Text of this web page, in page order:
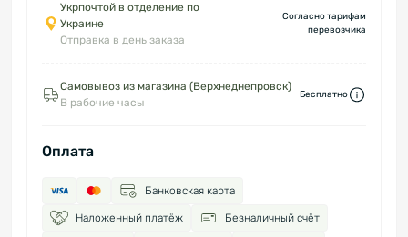
Укрпочтой в отделение по
Украине
Отправка в день заказа
Согласно тарифам
перевозчика
Самовывоз из магазина (Верхнеднепровск)
В рабочие часы
Бесплатно
Оплата
Банковская карта
Наложенный платёж Безналичный счёт